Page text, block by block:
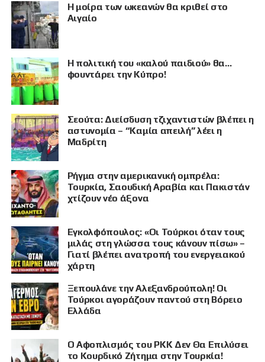
Η μοίρα των ωκεανών θα κριθεί στο
Αιγαίο
Η πολιτική του «καλού παιδιού» θα…
φουντάρει την Κύπρο!
Σεούτα: Διείσδυση τζιχαντιστών βλέπει η
αστυνομία – “Καμία απειλή” λέει η
Μαδρίτη
Ρήγμα στην αμερικανική ομπρέλα:
Τουρκία, Σαουδική Αραβία και Πακιστάν
χτίζουν νέο άξονα
Εγκολφόπουλος: «Οι Τούρκοι όταν τους
μιλάς στη γλώσσα τους κάνουν πίσω» –
Γιατί βλέπει ανατροπή του ενεργειακού
χάρτη
Ξεπουλάνε την Αλεξανδρούπολη! Οι
Τούρκοι αγοράζουν παντού στη Βόρειο
Ελλάδα
Ο Αφοπλισμός του PKK Δεν Θα Επιλύσει
το Κουρδικό Ζήτημα στην Τουρκία!